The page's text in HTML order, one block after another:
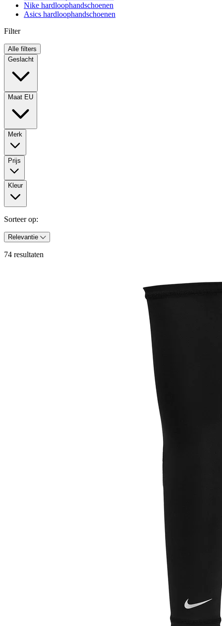
Nike hardloophandschoenen
Asics hardloophandschoenen
Filter
Alle filters
Geslacht
Maat EU
Merk
Prijs
Kleur
Sorteer op:
Relevantie
74 resultaten